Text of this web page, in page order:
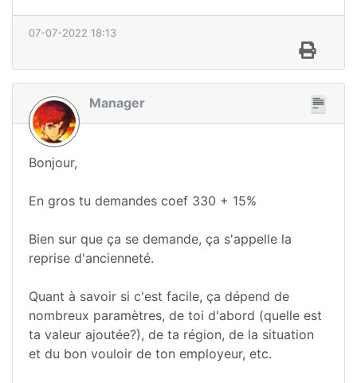
07-07-2022 18:13
Manager
Bonjour,
En gros tu demandes coef 330 + 15%
Bien sur que ça se demande, ça s'appelle la
reprise d'ancienneté.
Quant à savoir si c'est facile, ça dépend de
nombreux paramètres, de toi d'abord (quelle est
ta valeur ajoutée?), de ta région, de la situation
et du bon vouloir de ton employeur, etc.